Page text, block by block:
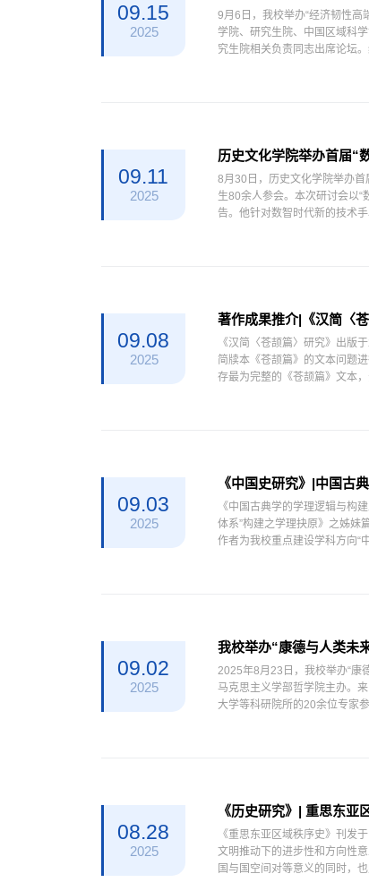
09.15
2025
9月6日，我校举办“经济韧性高
学院、研究生院、中国区域科
究生院相关负责同志出席论坛
09.11
2025
历史文化学院举办首届“
8月30日，历史文化学院举办首
生80余人参会。本次研讨会以
告。他针对数智时代新的技术
09.08
2025
著作成果推介|《汉简〈苍
《汉简〈苍颉篇〉研究》出版
简牍本《苍颉篇》的文本问题
存最为完整的《苍颉篇》文本
09.03
2025
《中国史研究》|中国古
《中国古典学的学理逻辑与构
体系”构建之学理抉原》之姊妹
作者为我校重点建设学科方向“
09.02
2025
我校举办“康德与人类未
2025年8月23日，我校举办“康
马克思主义学部哲学院主办。
大学等科研院所的20余位专家
08.28
2025
《历史研究》| 重思东亚
《重思东亚区域秩序史》刊发
文明推动下的进步性和方向性
国与国空间对等意义的同时，也